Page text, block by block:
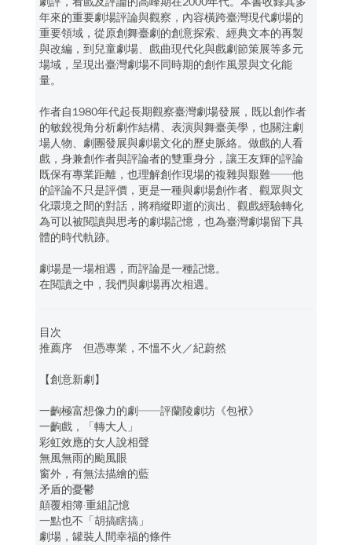
年來的重要劇場評論與觀察，內容橫跨臺灣現代劇場的
重要領域，從原創舞臺劇的創意探索、經典文本的再製
與改編，到兒童劇場、戲曲現代化與戲劇節策展等多元
場域，呈現出臺灣劇場不同時期的創作風景與文化能
量。
作者自1980年代起長期觀察臺灣劇場發展，既以創作者
的敏銳視角分析劇作結構、表演與舞臺美學，也關注劇
場人物、劇團發展與劇場文化的歷史脈絡。做戲的人看
戲，身兼創作者與評論者的雙重身分，讓王友輝的評論
既保有專業距離，也理解創作現場的複雜與艱難──他
的評論不只是評價，更是一種與劇場創作者、觀眾與文
化環境之間的對話，將稍縱即逝的演出、觀戲經驗轉化
為可以被閱讀與思考的劇場記憶，也為臺灣劇場留下具
體的時代軌跡。
劇場是一場相遇，而評論是一種記憶。
在閱讀之中，我們與劇場再次相遇。
目次
推薦序 但憑專業，不慍不火／紀蔚然
【創意新劇】
一齣極富想像力的劇──評蘭陵劇坊《包袱》
一齣戲，「轉大人」
彩虹效應的女人說相聲
無風無雨的颱風眼
窗外，有無法描繪的藍
矛盾的憂鬱
顛覆相簿‧重組記憶
一點也不「胡搞瞎搞」
劇場，罐裝人間幸福的條件